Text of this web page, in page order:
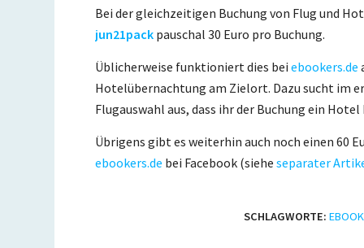
Bei der gleichzeitigen Buchung von Flug und
jun21pack pauschal 30 Euro pro Buchung.
Üblicherweise funktioniert dies beiebookers.de
Hotelübernachtung am Zielort. Dazu sucht im
Flugauswahl aus, dass ihr der Buchung ein
Übrigens gibt es weiterhin auch noch einen 60
ebookers.de bei Facebook (sieheseparater
SCHLAGWORTE: